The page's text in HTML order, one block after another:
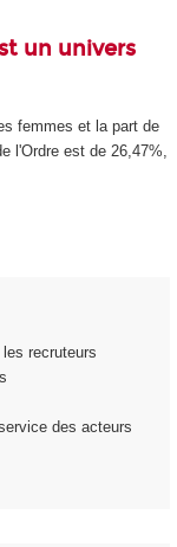
un univers
femmes et la part de
l'Ordre est de 26,47%,
recruteurs
des acteurs